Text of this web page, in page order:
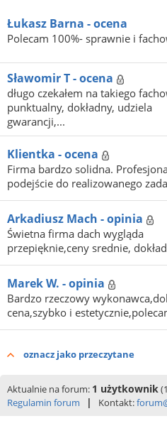
Łukasz Barna - ocena
Polecam 100%- sprawnie i
Sławomir T - ocena
długo czekałem na takiego
punktualny, dokładny, udziela
gwarancji,...
Klientka - ocena
Firma bardzo solidna.
podejście do realizowanego
Arkadiusz Mach - opinia
Świetna firma dach wygląda
przepięknie,ceny srednie,
Marek W. - opinia
Bardzo rzeczowy
cena,szybko i
oznacz jako przeczytane
Aktualnie na forum: 1 użytkownik
Regulamin forum
| Kontakt: